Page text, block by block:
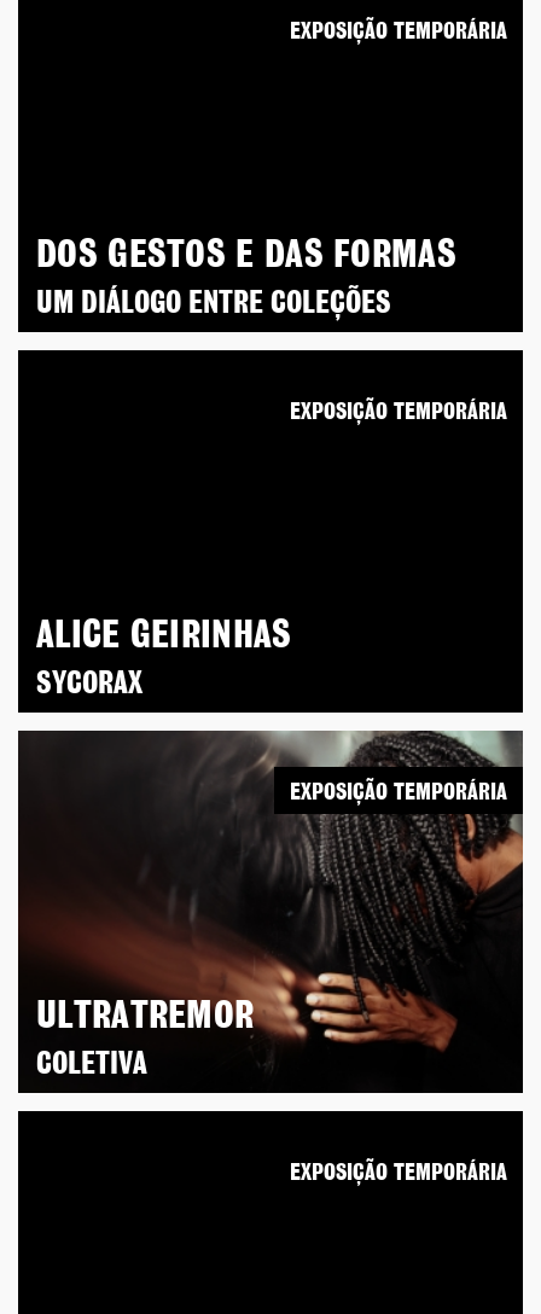
DOS GESTOS E DAS FORMAS
UM DIÁLOGO ENTRE COLEÇÕES
EXPOSIÇÃO TEMPORÁRIA
ALICE GEIRINHAS
SYCORAX
EXPOSIÇÃO TEMPORÁRIA
ULTRATREMOR
COLETIVA
EXPOSIÇÃO TEMPORÁRIA
EXPOSIÇÃO TEMPORÁRIA